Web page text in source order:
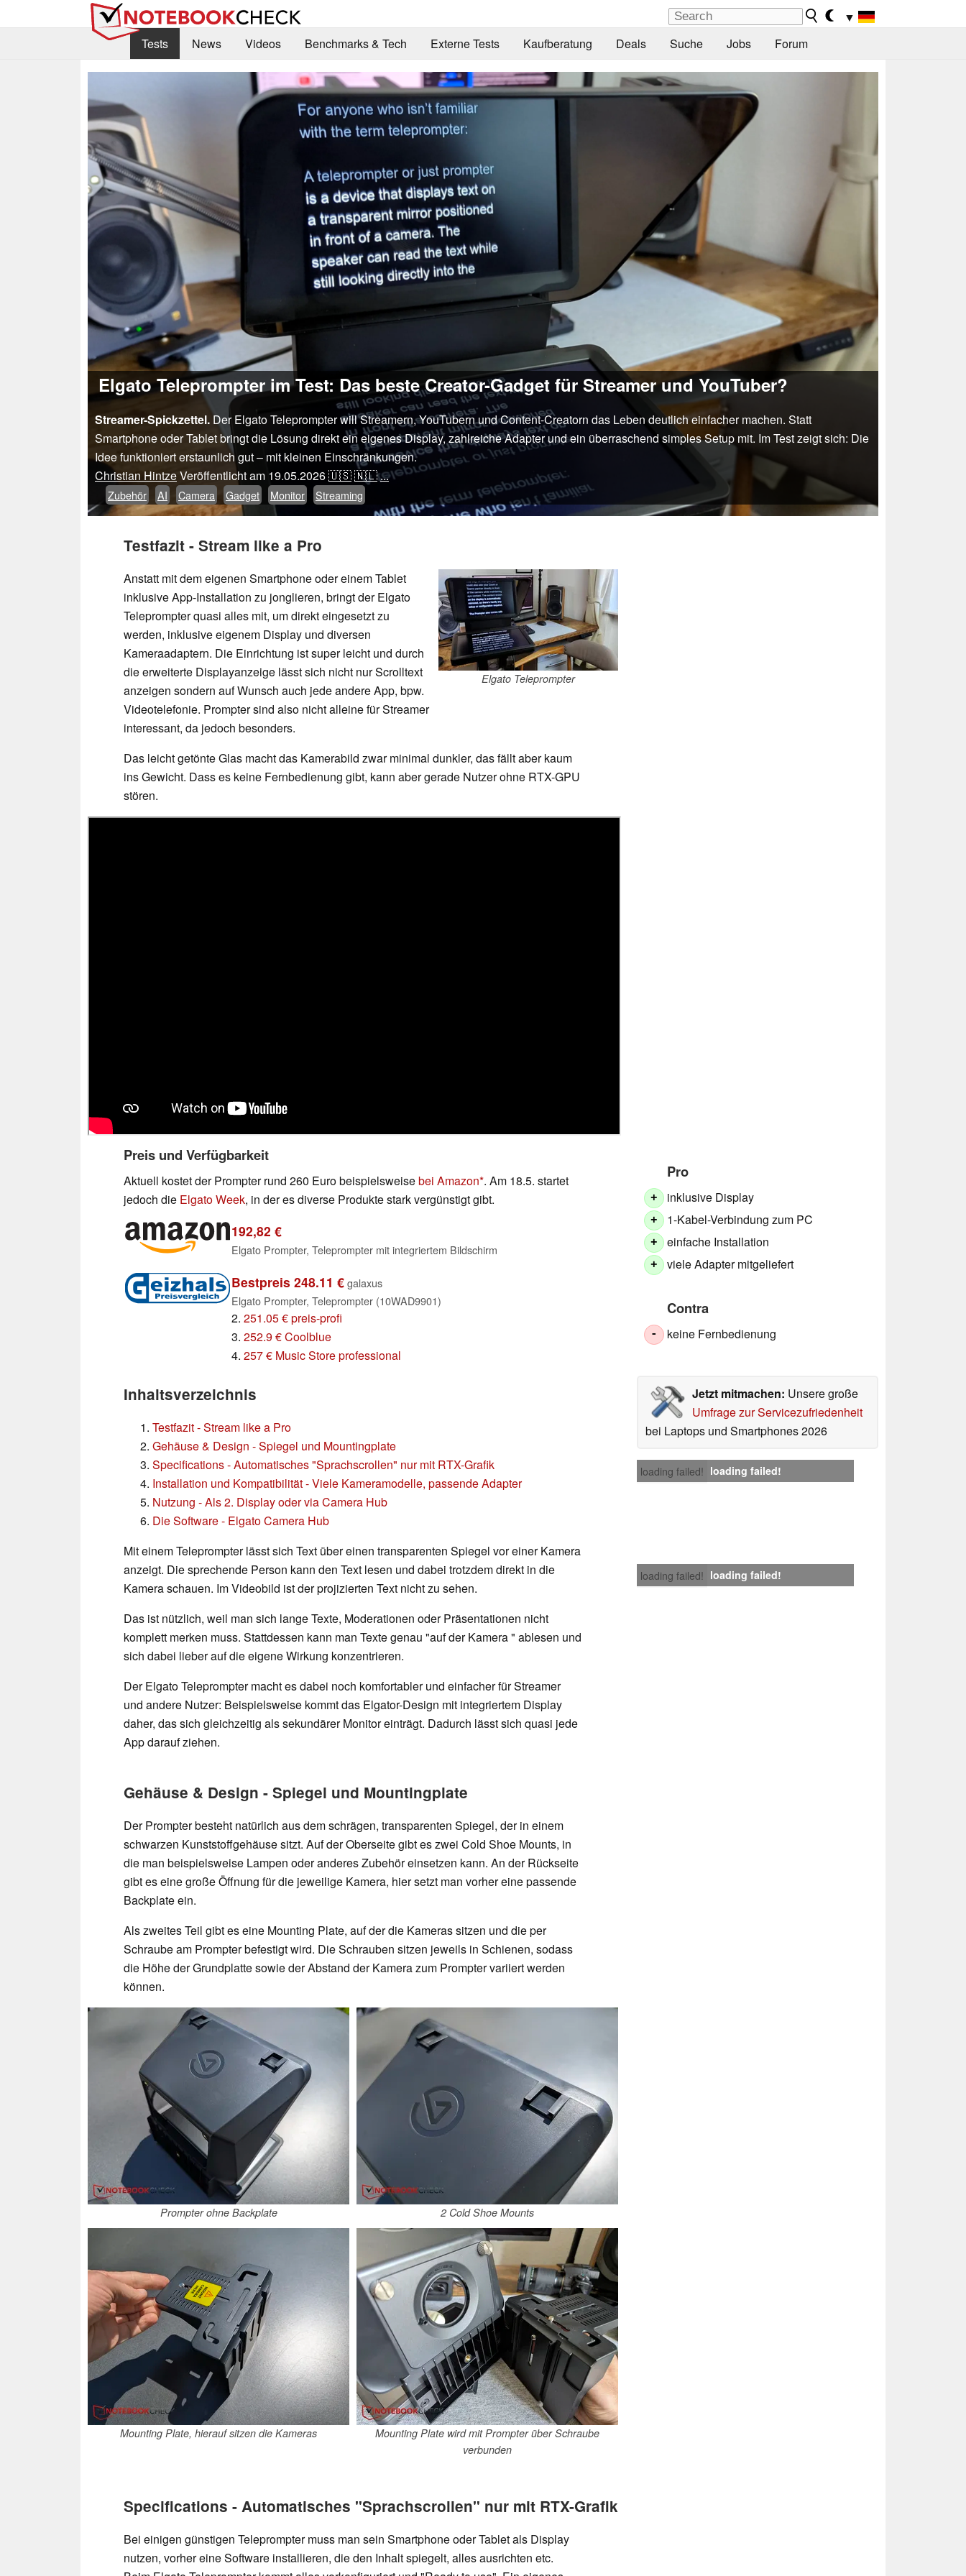
▼
Tests
News Videos Benchmarks & Tech Externe Tests Kaufberatung Deals Suche Jobs Forum
Elgato Teleprompter im Test: Das beste Creator-Gadget für Streamer und YouTuber?
Streamer-Spickzettel. Der Elgato Teleprompter will Streamern, YouTubern und Content-Creatorn das Leben deutlich einfacher machen. Statt
Smartphone oder Tablet bringt die Lösung direkt ein eigenes Display, zahlreiche Adapter und ein überraschend simples Setup mit. Im Test zeigt sich: Die
Idee funktioniert erstaunlich gut – mit kleinen Einschränkungen.
Christian HintzeVeröffentlicht am 19.05.2026🇺🇸🇳🇱...
Zubehör AI Camera Gadget Monitor Streaming
Testfazit - Stream like a Pro
Elgato Teleprompter
Anstatt mit dem eigenen Smartphone oder einem Tablet
inklusive App-Installation zu jonglieren, bringt der Elgato
Teleprompter quasi alles mit, um direkt eingesetzt zu
werden, inklusive eigenem Display und diversen
Kameraadaptern. Die Einrichtung ist super leicht und durch
die erweiterte Displayanzeige lässt sich nicht nur Scrolltext
anzeigen sondern auf Wunsch auch jede andere App, bpw.
Videotelefonie. Prompter sind also nicht alleine für Streamer
interessant, da jedoch besonders.
Das leicht getönte Glas macht das Kamerabild zwar minimal dunkler, das fällt aber kaum
ins Gewicht. Dass es keine Fernbedienung gibt, kann aber gerade Nutzer ohne RTX-GPU
stören.
Pro
+ inklusive Display
+ 1-Kabel-Verbindung zum PC
+ einfache Installation
+ viele Adapter mitgeliefert
Contra
- keine Fernbedienung
Jetzt mitmachen: Unsere große
Umfrage zur Servicezufriedenheit
bei Laptops und Smartphones 2026
Preis und Verfügbarkeit
Aktuell kostet der Prompter rund 260 Euro beispielsweisebei Amazon . Am 18.5. startet
jedoch die Elgato Week, in der es diverse Produkte stark vergünstigt gibt.
loading failed! loading failed!
192,82 €
Elgato Prompter, Teleprompter mit integriertem Bildschirm
Bestpreis 248.11 €galaxus
Elgato Prompter, Teleprompter (10WAD9901)
2. 251.05 € preis-profi
3. 252.9 € Coolblue
4. 257 € Music Store professional
Inhaltsverzeichnis
Testfazit - Stream like a Pro
Gehäuse & Design - Spiegel und Mountingplate
Specifications - Automatisches "Sprachscrollen" nur mit RTX-Grafik
Installation und Kompatibilität - Viele Kameramodelle, passende Adapter
Nutzung - Als 2. Display oder via Camera Hub
Die Software - Elgato Camera Hub
loading failed! loading failed!
Mit einem Teleprompter lässt sich Text über einen transparenten Spiegel vor einer Kamera
anzeigt. Die sprechende Person kann den Text lesen und dabei trotzdem direkt in die
Kamera schauen. Im Videobild ist der projizierten Text nicht zu sehen.
Das ist nützlich, weil man sich lange Texte, Moderationen oder Präsentationen nicht
komplett merken muss. Stattdessen kann man Texte genau "auf der Kamera " ablesen und
sich dabei lieber auf die eigene Wirkung konzentrieren.
Der Elgato Teleprompter macht es dabei noch komfortabler und einfacher für Streamer
und andere Nutzer: Beispielsweise kommt das Elgator-Design mit integriertem Display
daher, das sich gleichzeitig als sekundärer Monitor einträgt. Dadurch lässt sich quasi jede
App darauf ziehen.
Gehäuse & Design - Spiegel und Mountingplate
Der Prompter besteht natürlich aus dem schrägen, transparenten Spiegel, der in einem
schwarzen Kunststoffgehäuse sitzt. Auf der Oberseite gibt es zwei Cold Shoe Mounts, in
die man beispielsweise Lampen oder anderes Zubehör einsetzen kann. An der Rückseite
gibt es eine große Öffnung für die jeweilige Kamera, hier setzt man vorher eine passende
Backplate ein.
Als zweites Teil gibt es eine Mounting Plate, auf der die Kameras sitzen und die per
Schraube am Prompter befestigt wird. Die Schrauben sitzen jeweils in Schienen, sodass
die Höhe der Grundplatte sowie der Abstand der Kamera zum Prompter variiert werden
können.
Prompter ohne Backplate 2 Cold Shoe Mounts
Mounting Plate, hierauf sitzen die Kameras
Mounting Plate wird mit Prompter über Schraube
verbunden
Specifications - Automatisches "Sprachscrollen" nur mit RTX-Grafik
Bei einigen günstigen Teleprompter muss man sein Smartphone oder Tablet als Display
nutzen, vorher eine Software installieren, die den Inhalt spiegelt, alles ausrichten etc.